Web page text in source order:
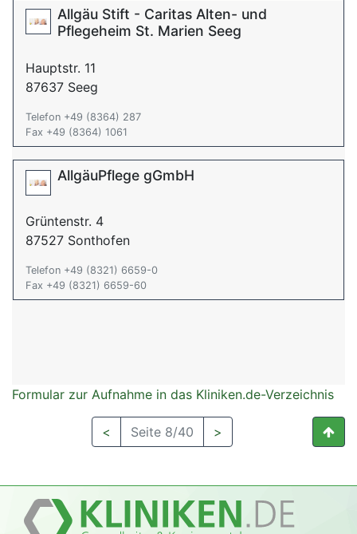
Allgäu Stift - Caritas Alten- und
Pflegeheim St. Marien Seeg
Hauptstr. 11
87637 Seeg
Telefon +49 (8364) 287
Fax +49 (8364) 1061
AllgäuPflege gGmbH
Grüntenstr. 4
87527 Sonthofen
Telefon +49 (8321) 6659-0
Fax +49 (8321) 6659-60
Formular zur Aufnahme in das Kliniken.de-Verzeichnis
< Seite 8/40 >